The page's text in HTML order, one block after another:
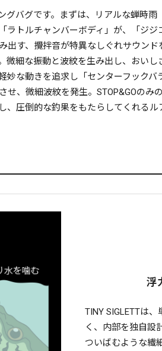
グバグです。まずは、リアルな蝉時
トルチャンバーボディ」が、「ジ
す、攪拌音が特異なしぐれサウン
細な振動と波紋を生み出し、おい
な動きを追求し「センターフック
、微細波紋を発生。STOP&GOの
圧倒的な釣果をもたらしてくれるル
浮
TINY SIGLETTは
く、内部を独自設
ついばむような繊